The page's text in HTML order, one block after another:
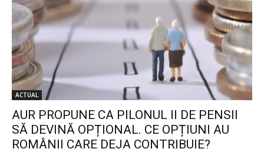
ACTUAL
AUR PROPUNE CA PILONUL II DE PENSII
SĂ DEVINĂ OPȚIONAL. CE OPȚIUNI AU
ROMÂNII CARE DEJA CONTRIBUIE?